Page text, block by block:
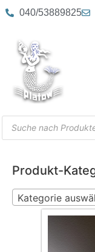
040/53889825
Produkt-
Kategorie